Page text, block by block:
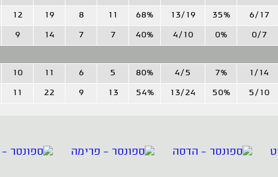
6/17
35%
13/19
68%
11
8
19
12
0/7
0%
4/10
40%
7
7
14
9
1/14
7%
4/5
80%
5
6
11
10
5/10
50%
13/24
54%
13
9
22
11